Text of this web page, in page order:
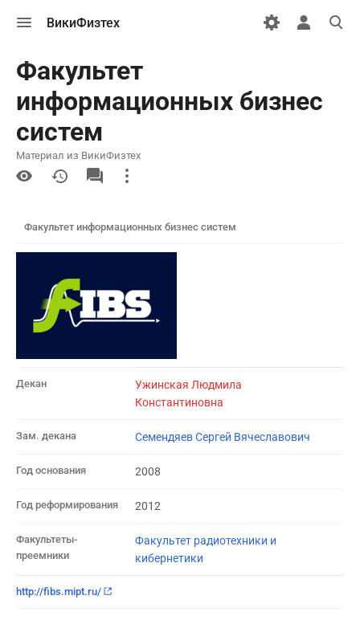
меню
ВикиФизтех
Открыть
поиск
Факультет
информационных бизнес
систем
Материал из ВикиФизтех
More
actions
Факультет информационных бизнес систем
Декан
Ужинская Людмила
Константиновна
Зам. декана Семендяев Сергей Вячеславович
Год основания 2008
Год реформирования 2012
Факультеты-
преемники
Факультет радиотехники и
кибернетики
http://fibs.mipt.ru/